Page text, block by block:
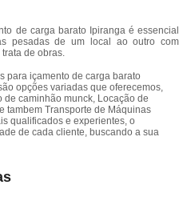
de carga barato Ipiranga é essencial
pesadas de um local ao outro com
de obras.
para içamento de carga barato
opções variadas que oferecemos,
caminhão munck, Locação de
tambem Transporte de Máquinas
qualificados e experientes, o
de cada cliente, buscando a sua